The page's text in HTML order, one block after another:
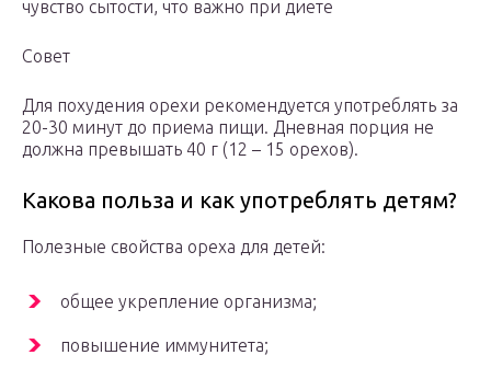
чувство сытости, что важно при диете
Совет
Для похудения орехи рекомендуется употреблять за
20-30 минут до приема пищи. Дневная порция не
должна превышать 40 г (12 – 15 орехов).
Какова польза и как употреблять детям?
Полезные свойства ореха для детей:
общее укрепление организма;
повышение иммунитета;